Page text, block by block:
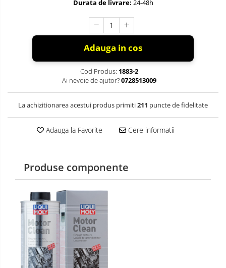
Durata de livrare: 24-48h
Adauga in cos
Cod Produs: 1883-2
Ai nevoie de ajutor?0728513009
La achizitionarea acestui produs primiti211 puncte de fidelitate
Adauga la Favorite Cere informatii
Produse componente